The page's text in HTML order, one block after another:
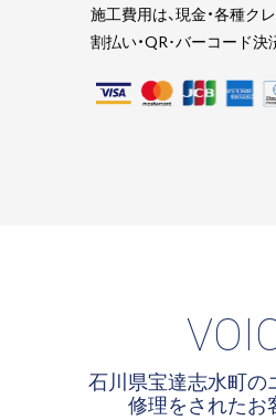
施工費用は、現金・各種ク
割払い・QR･バーコード決
石川県宝達志水町の
修理をされたお